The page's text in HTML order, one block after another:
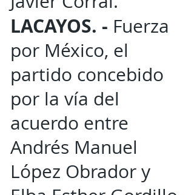
LACAYOS. - Fuerza
por México, el
partido concebido
por la vía del
acuerdo entre
Andrés Manuel
López Obrador y